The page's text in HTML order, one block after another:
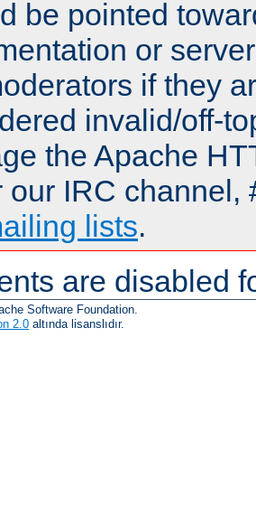
be pointed
or
if they
invalid/off-
the Apache
our IRC channel,
lists.
are disabled
Software Foundation.
2.0 altında lisanslıdır.